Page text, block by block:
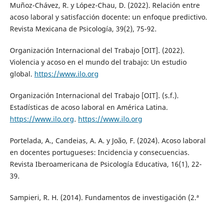
Muñoz-Chávez, R. y López-Chau, D. (2022). Relación entre
acoso laboral y satisfacción docente: un enfoque predictivo.
Revista Mexicana de Psicología, 39(2), 75-92.
Organización Internacional del Trabajo [OIT]. (2022).
Violencia y acoso en el mundo del trabajo: Un estudio
global. https://www.ilo.org
Organización Internacional del Trabajo [OIT]. (s.f.).
Estadísticas de acoso laboral en América Latina.
https://www.ilo.org. https://www.ilo.org
Portelada, A., Candeias, A. A. y João, F. (2024). Acoso laboral
en docentes portugueses: Incidencia y consecuencias.
Revista Iberoamericana de Psicología Educativa, 16(1), 22-
39.
Sampieri, R. H. (2014). Fundamentos de investigación (2.ª